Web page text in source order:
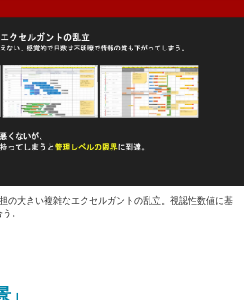
の大きい複雑なエクセルガントの乱立。視認性数値に基
。